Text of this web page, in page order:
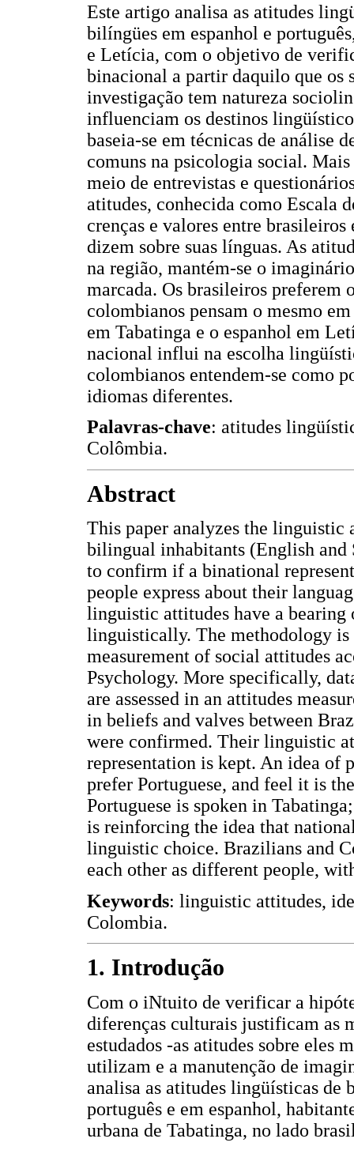
Este artigo analisa as atitudes
bilíngües em espanhol e
e Letícia, com o objetivo de
binacional a partir daquilo que os
investigação tem natureza
influenciam os destinos
baseia-se em técnicas de análise
comuns na psicologia social.
meio de entrevistas e
atitudes, conhecida como Escala
crenças e valores entre
dizem sobre suas línguas. As
na região, mantém-se o
marcada. Os brasileiros preferem
colombianos pensam o mesmo
em Tabatinga e o espanhol em
nacional influi na escolha
colombianos entendem-se como
idiomas diferentes.
Palavras-chave: atitudes
Colômbia.
Abstract
This paper analyzes the
bilingual inhabitants (English and
to confirm if a binational
people express about their
linguistic attitudes have a
linguistically. The methodology is
measurement of social attitudes
Psychology. More specifically,
are assessed in an attitudes
in beliefs and valves between
were confirmed. Their linguistic
representation is kept. An idea
prefer Portuguese, and feel it is
Portuguese is spoken in
is reinforcing the idea that
linguistic choice. Brazilians and
each other as different people,
Keywords: linguistic attitudes,
Colombia.
1. Introdução
Com o iNtuito de verificar a
diferenças culturais justificam as
estudados -as atitudes sobre eles
utilizam e a manutenção de
analisa as atitudes lingüísticas de
português e em espanhol,
urbana de Tabatinga, no lado